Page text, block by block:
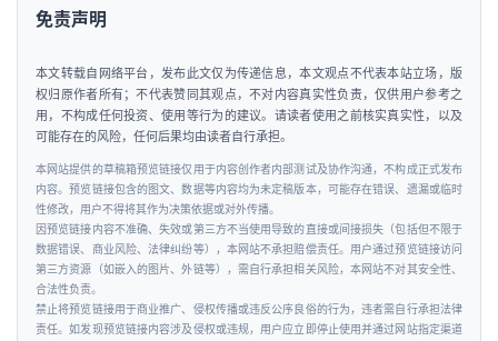
免责声明
本文转载自网络平台，发布此文仅为传递信息，本文观点不代表本站立场，版
权归原作者所有；不代表赞同其观点，不对内容真实性负责，仅供用户参考之
用，不构成任何投资、使用等行为的建议。请读者使用之前核实真实性，以及
可能存在的风险，任何后果均由读者自行承担。
本网站提供的草稿箱预览链接仅用于内容创作者内部测试及协作沟通，不构成正式发布
内容。预览链接包含的图文、数据等内容均为未定稿版本，可能存在错误、遗漏或临时
性修改，用户不得将其作为决策依据或对外传播。
因预览链接内容不准确、失效或第三方不当使用导致的直接或间接损失（包括但不限于
数据错误、商业风险、法律纠纷等），本网站不承担赔偿责任。用户通过预览链接访问
第三方资源（如嵌入的图片、外链等），需自行承担相关风险，本网站不对其安全性、
合法性负责。
禁止将预览链接用于商业推广、侵权传播或违反公序良俗的行为，违者需自行承担法律
责任。如发现预览链接内容涉及侵权或违规，用户应立即停止使用并通过网站指定渠道